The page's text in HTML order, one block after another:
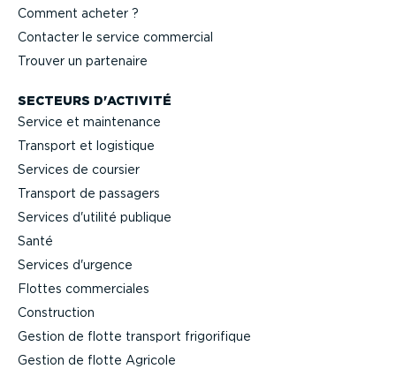
Comment acheter ?
Contacter le service commercial
Trouver un partenaire
SECTEURS D'ACTIVITÉ
Service et maintenance
Transport et logistique
Services de coursier
Transport de passagers
Services d'utilité publique
Santé
Services d'urgence
Flottes commer­ciales
Construction
Gestion de flotte transport frigo­ri­fique
Gestion de flotte Agricole